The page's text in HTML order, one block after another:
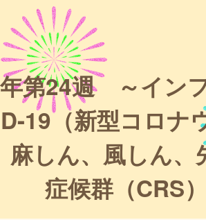
第24週 ～インフ
19（新型コロナ
麻しん、風しん、
症候群（CRS